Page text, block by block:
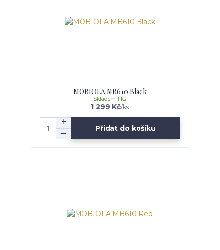
MOBIOLA MB610 Black
1 299 Kč/ks
Skladem 1 ks
Přidat do košíku